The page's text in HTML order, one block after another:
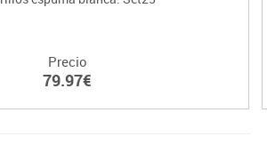
Precio
79.97€